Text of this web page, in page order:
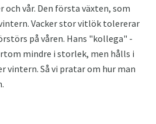
vår. Den första växten, som
Vacker stor vitlök tolererar
på våren. Hans "kollega" -
mindre i storlek, men hålls i
vintern. Så vi pratar om hur man